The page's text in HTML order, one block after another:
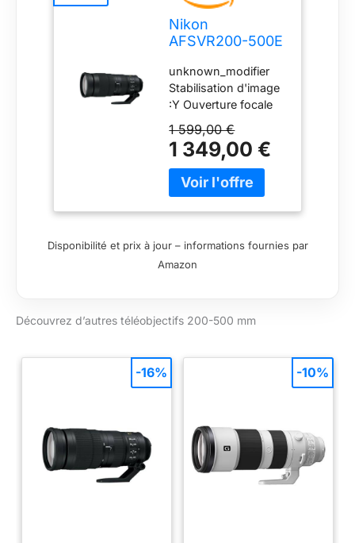
Nikon
AFSVR200-500E
mm/F 5.6 AF-S
Nikkor E Ed VR
Téléobjectif FX
unknown_modifier
Stabilisation d'image
:Y Ouverture focale
maximum :500
Ouverture focale
minimum :200
stabilisateur d'images
1 599,00 €
1 349,00 €
Disponibilité et prix à jour – informations fournies par
Amazon
Découvrez d’autres téléobjectifs 200-500 mm
-16% -10%